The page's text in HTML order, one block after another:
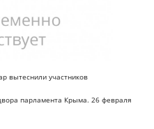
вытеснили участников
парламента Крыма. 26 февраля